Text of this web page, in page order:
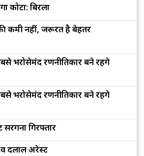
कोटा: बिरला
कमी नहीं, जरूरत है बेहतर
भरोसेमंद रणनीतिकार बने रहेंगे
भरोसेमंद रणनीतिकार बने रहेंगे
सरगना गिरफ्तार
व दलाल अरेस्ट